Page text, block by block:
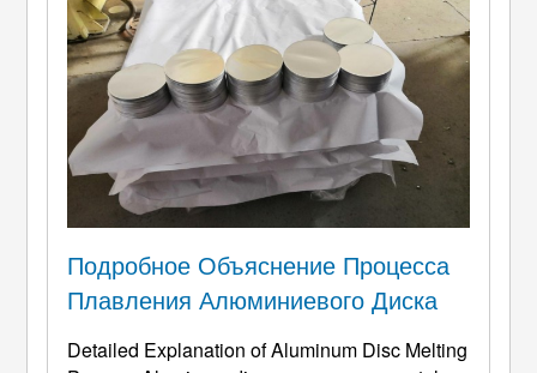
Подробное Объяснение Процесса
Плавления Алюминиевого Диска
Detailed Explanation of Aluminum Disc Melting